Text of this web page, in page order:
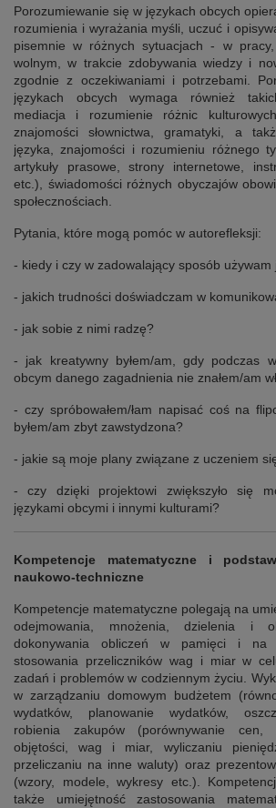
Porozumiewanie się w językach obcych
rozumienia i wyrażania myśli, uczuć i
pisemnie w różnych sytuacjach - w
wolnym, w trakcie zdobywania wiedzy i
zgodnie z oczekiwaniami i potrzebami.
językach obcych wymaga również
mediacja i rozumienie różnic
znajomości słownictwa, gramatyki, a
języka, znajomości i rozumieniu różnego
artykuły prasowe, strony internetowe,
etc.), świadomości różnych obyczajów
społecznościach.
Pytania, które mogą pomóc w autorefleksji:
- kiedy i czy w zadowalający sposób używam
- jakich trudności doświadczam w
- jak sobie z nimi radzę?
- jak kreatywny byłem/am, gdy podczas
obcym danego zagadnienia nie znałem/am
- czy spróbowałem/łam napisać coś na
byłem/am zbyt zawstydzona?
- jakie są moje plany związane z uczeniem
- czy dzięki projektowi zwiększyło się
językami obcymi i innymi kulturami?
Kompetencje matematyczne i
naukowo-techniczne
Kompetencje matematyczne polegają na
odejmowania, mnożenia, dzielenia i
dokonywania obliczeń w pamięci i na
stosowania przeliczników wag i miar w
zadań i problemów w codziennym życiu.
w zarządzaniu domowym budżetem
wydatków, planowanie wydatków,
robienia zakupów (porównywanie cen,
objętości, wag i miar, wyliczaniu
przeliczaniu na inne waluty) oraz
(wzory, modele, wykresy etc.).
także umiejętność zastosowania